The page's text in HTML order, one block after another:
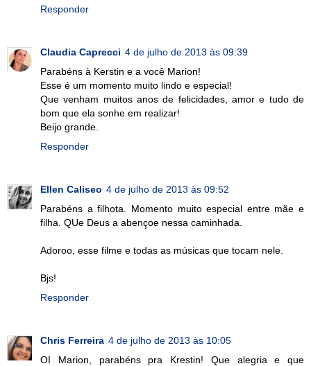
Responder
Claudia Caprecci 4 de julho de 2013 às 09:39
Parabéns à Kerstin e a você Marion!
Esse é um momento muito lindo e especial!
Que venham muitos anos de felicidades, amor e tudo de
bom que ela sonhe em realizar!
Beijo grande.
Responder
Ellen Caliseo 4 de julho de 2013 às 09:52
Parabéns a filhota. Momento muito especial entre mãe e
filha. QUe Deus a abençoe nessa caminhada.
Adoroo, esse filme e todas as músicas que tocam nele.
Bjs!
Responder
Chris Ferreira 4 de julho de 2013 às 10:05
OI Marion, parabéns pra Krestin! Que alegria e que